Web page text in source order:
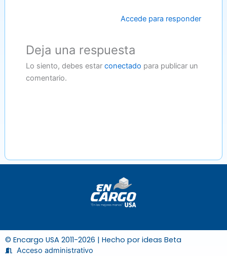
Accede para responder
Deja una respuesta
Lo siento, debes estarconectado para publicar un
comentario.
© Encargo USA 2011-2026 | Hecho por ideas Beta
Acceso administrativo